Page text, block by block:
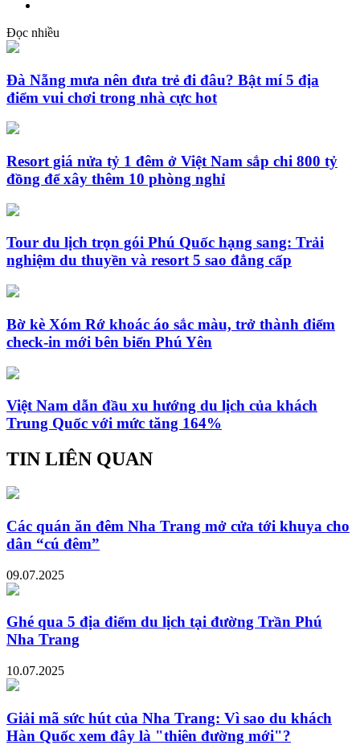
Đọc nhiều
Đà Nẵng mưa nên đưa trẻ đi đâu? Bật mí 5 địa
điểm vui chơi trong nhà cực hot
Resort giá nửa tỷ 1 đêm ở Việt Nam sắp chi 800 tỷ
đồng để xây thêm 10 phòng nghỉ
Tour du lịch trọn gói Phú Quốc hạng sang: Trải
nghiệm du thuyền và resort 5 sao đẳng cấp
Bờ kè Xóm Rớ khoác áo sắc màu, trở thành điểm
check-in mới bên biển Phú Yên
Việt Nam dẫn đầu xu hướng du lịch của khách
Trung Quốc với mức tăng 164%
TIN LIÊN QUAN
Các quán ăn đêm Nha Trang mở cửa tới khuya cho
dân “cú đêm”
09.07.2025
Ghé qua 5 địa điểm du lịch tại đường Trần Phú
Nha Trang
10.07.2025
Giải mã sức hút của Nha Trang: Vì sao du khách
Hàn Quốc xem đây là "thiên đường mới"?